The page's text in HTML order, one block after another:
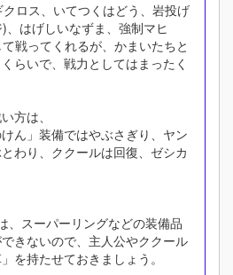
ロス、いてつくはどう、岩投げ
、はげしいなずま、強制マヒ
戦ってくれるが、かまいたちと
らいで、戦力としてはまったく
方は、
ん」装備ではやぶさぎり、ヤン
わり、ククールは回復、ゼシカ
、スーパーリングなどの装備品
きないので、主人公やククール
を持たせておきましょう。